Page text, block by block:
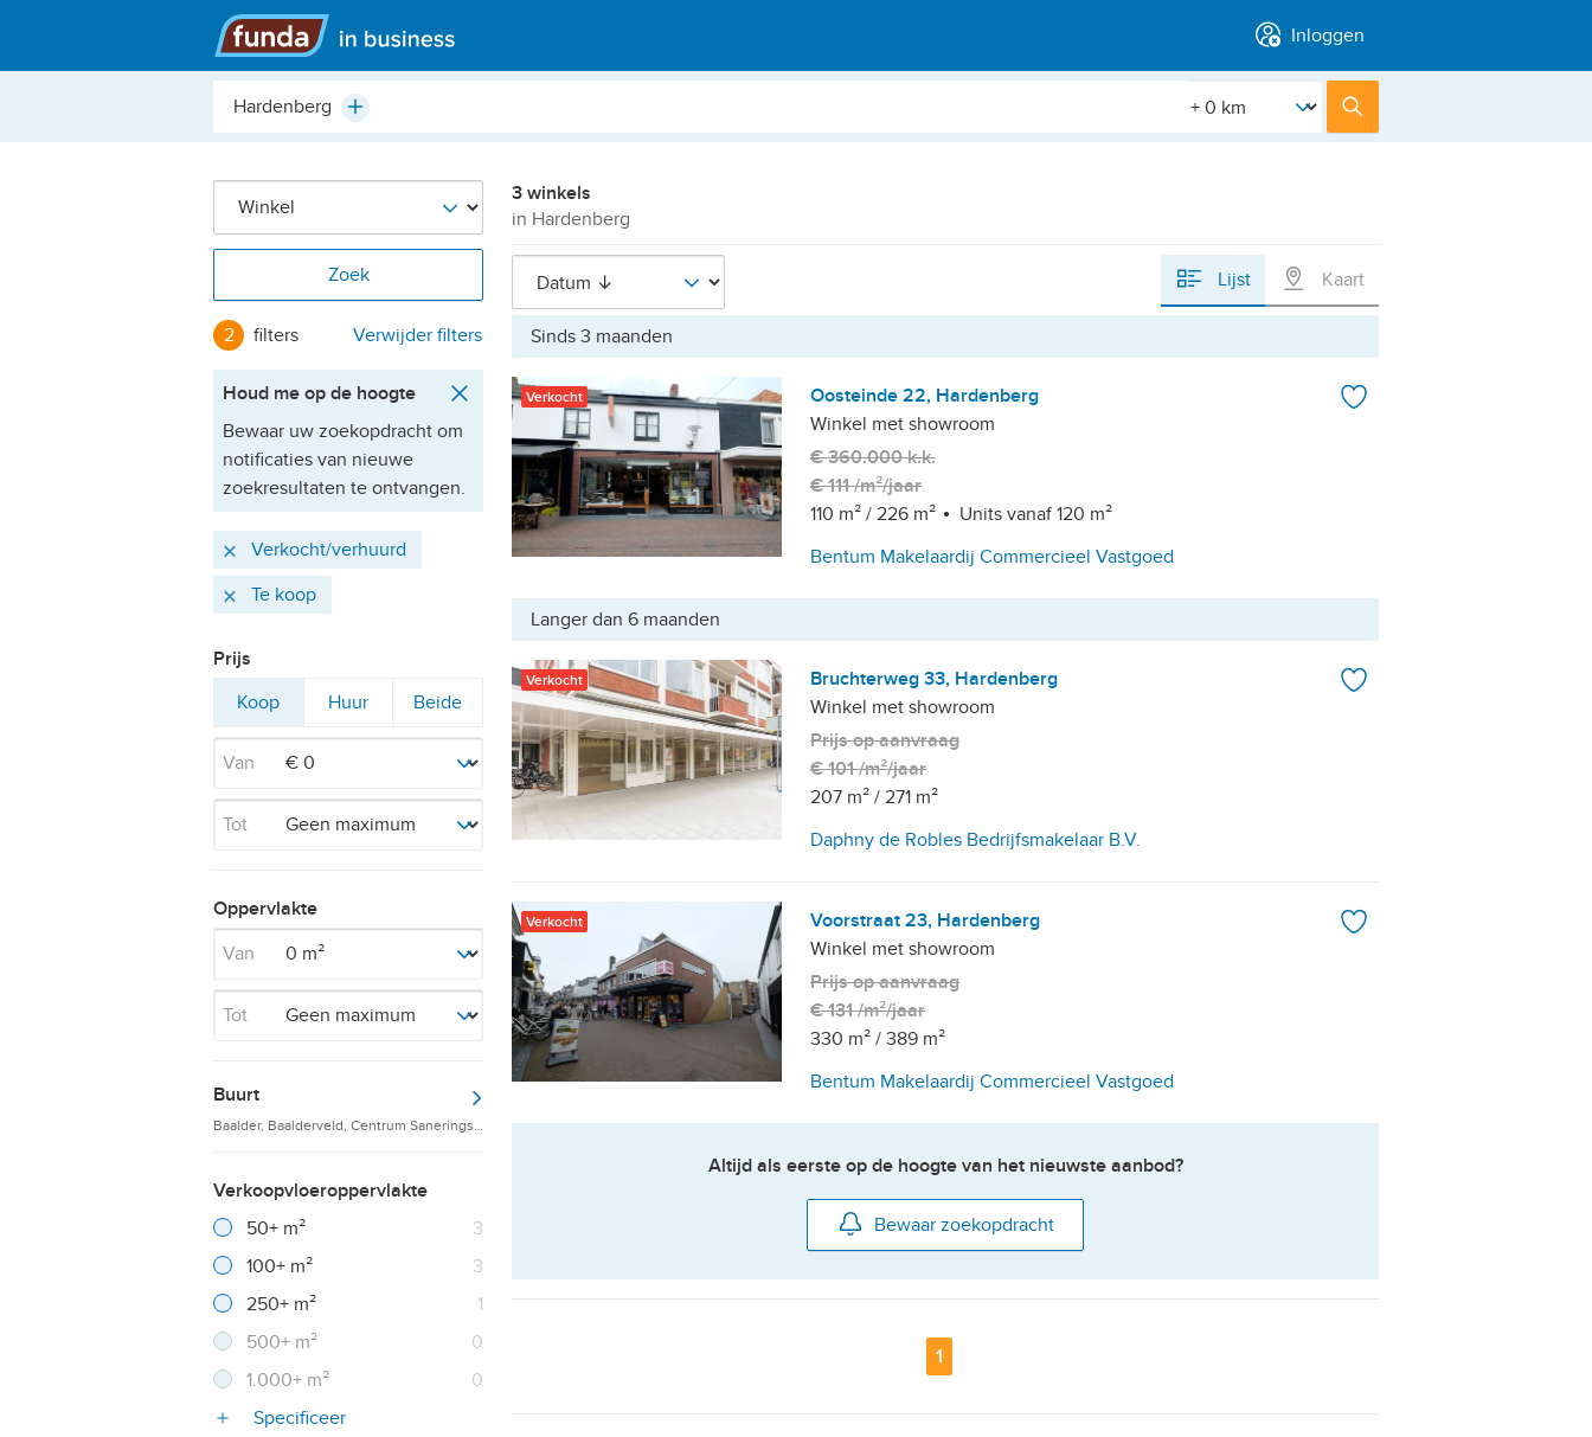
Hoofdmenu
Inloggen
Plaats,
etc.
Plus [Straal]
Zoek
2 filters Verwijder filters
Houd me op de hoogte
Bewaar uw zoekopdracht om
notificaties van nieuwe
zoekresultaten te ontvangen.
Actieve
filters
Verwijder
Verkocht/verhuurd
Verwijder
Te koop
Prijs
Filter
op
Koop
Filter
Huur
Filter
Beide
Van
Tot
Oppervlakte
Van
Tot
Buurt
Baalder, Baalderveld, Centrum Saneringsgebied
Verkoopvloeroppervlakte
Filter verwijderen
50+ m² 3
Resultaten
100+ m²
3
Resultaten
250+ m²
1
Resultaten
500+ m²
0
Resultaten
1.000+ m²
0
Resultaten
Specificeer
3 winkels
in Hardenberg
Lijst Kaart
Sinds 3 maanden
Verkocht
Oosteinde 22, Hardenberg
Winkel met showroom
€ 360.000 k.k.
€ 111 /m²/jaar
110 m² / 226 m²
Units vanaf 120 m²
Bentum Makelaardij Commercieel Vastgoed
Langer dan 6 maanden
Verkocht
Bruchterweg 33, Hardenberg
Winkel met showroom
Prijs op aanvraag
€ 101 /m²/jaar
207 m² / 271 m²
Daphny de Robles Bedrijfsmakelaar B.V.
Verkocht
Voorstraat 23, Hardenberg
Winkel met showroom
Prijs op aanvraag
€ 131 /m²/jaar
330 m² / 389 m²
Bentum Makelaardij Commercieel Vastgoed
Altijd als eerste op de hoogte van het nieuwste aanbod?
Bewaar zoekopdracht
Pagina
1